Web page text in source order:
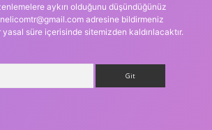
aykırı olduğunu düşündüğünüz
adresine bildirmeniz
süre içerisinde sitemizden kaldırılacaktır.